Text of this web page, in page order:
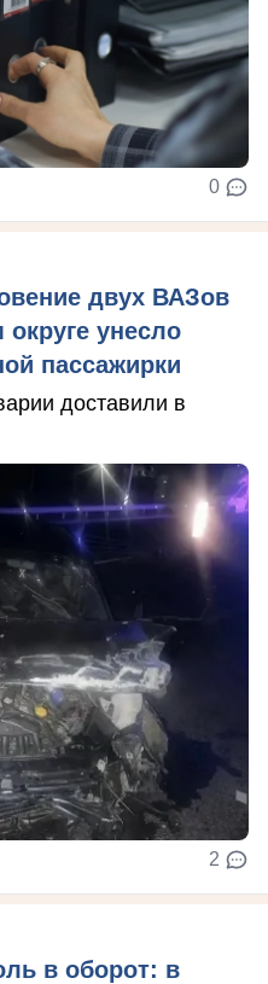
0
двух ВАЗов
унесло
пассажирки
доставили в
2
в оборот: в